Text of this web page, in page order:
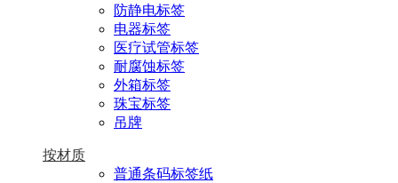
防静电标签
电器标签
医疗试管标签
耐腐蚀标签
外箱标签
珠宝标签
吊牌
按材质
普通条码标签纸